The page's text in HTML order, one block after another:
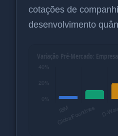
cotações de
desenvolvimento